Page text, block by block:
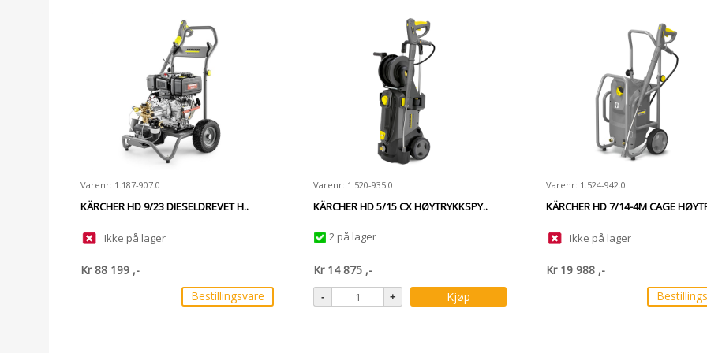
Varenr: 1.187-907.0
KÄRCHER HD 9/23 DIESELDREVET H..
Ikke på lager
Kr 88 199 ,-
Bestillingsvare
Varenr: 1.520-935.0
KÄRCHER HD 5/15 CX HØYTRYKKSPY..
2 på lager
Kr 14 875 ,-
Kjøp
Varenr: 1.524-942.0
KÄRCHER HD 7/14-4M CAGE
Ikke på lager
Kr 19 988 ,-